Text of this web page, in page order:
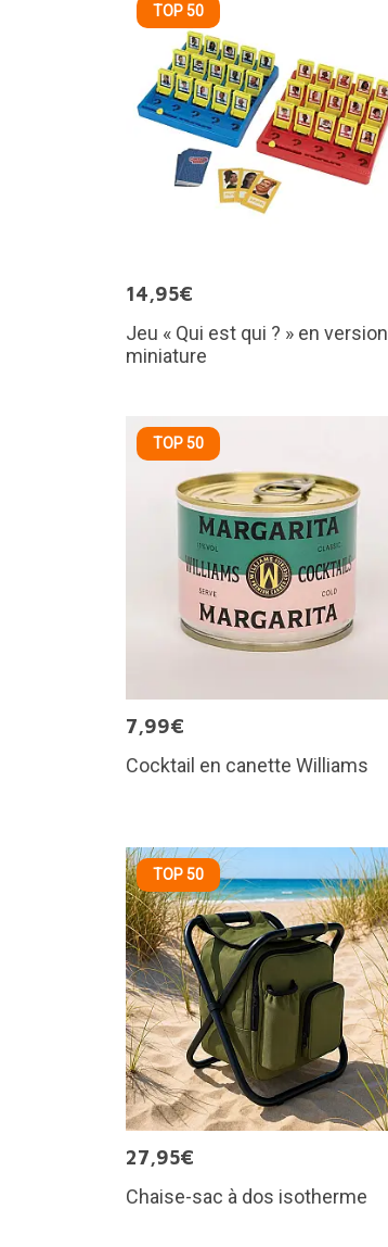
TOP 50
14,95€
Jeu « Qui est qui ? » en version
miniature
TOP 50
7,99€
Cocktail en canette Williams
TOP 50
27,95€
Chaise-sac à dos isotherme